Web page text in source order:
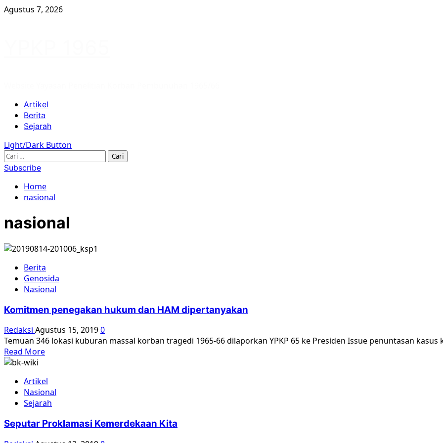
Skip
Agustus 7, 2026
Primary
Menu
Artikel
Berita
Sejarah
Light/Dark Button
Cari
untuk:
Subscribe
Home
nasional
nasional
Berita
Genosida
Nasional
Komitmen penegakan hukum dan HAM dipertanyakan
Redaksi Agustus 15, 20190
Temuan 346 lokasi kuburan massal korban tragedi 1965-66 dilaporkan YPKP 65 ke Presiden Issue penuntasan kasus
Read MoreRead
Komitmen
penegakan
hukum
HAM
Artikel
Nasional
Sejarah
Seputar Proklamasi Kemerdekaan Kita